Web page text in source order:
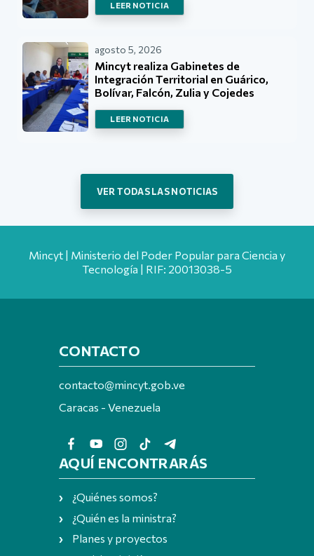
LEER NOTICIA
agosto 5, 2026
Mincyt realiza Gabinetes de
Integración Territorial en Guárico,
Bolívar, Falcón, Zulia y Cojedes
LEER NOTICIA
VER TODAS LAS NOTICIAS
Mincyt | Ministerio del Poder Popular para Ciencia y
Tecnología | RIF: 20013038-5
CONTACTO
contacto@mincyt.gob.ve
Caracas - Venezuela
AQUÍ ENCONTRARÁS
¿Quiénes somos?
¿Quién es la ministra?
Planes y proyectos